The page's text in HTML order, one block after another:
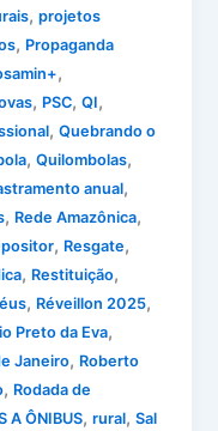
,projetos
, Propaganda
,
, PSC,QI,
,Quebrando o
,Quilombolas,
anual,
, Rede Amazônica,
, Resgate,
, Restituição,
, Réveillon 2025,
Preto da Eva,
Janeiro, Roberto
, Rodada de
A ÔNIBUS,rural,Sal